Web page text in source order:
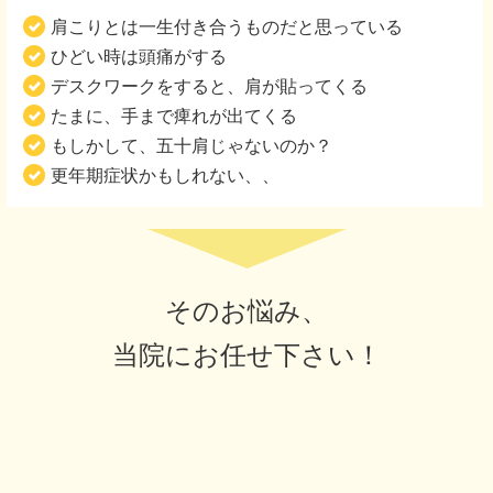
肩こりとは一生付き合うものだと思っている
ひどい時は頭痛がする
デスクワークをすると、肩が貼ってくる
たまに、手まで痺れが出てくる
もしかして、五十肩じゃないのか？
更年期症状かもしれない、、
そのお悩み、
当院にお任せ下さい！